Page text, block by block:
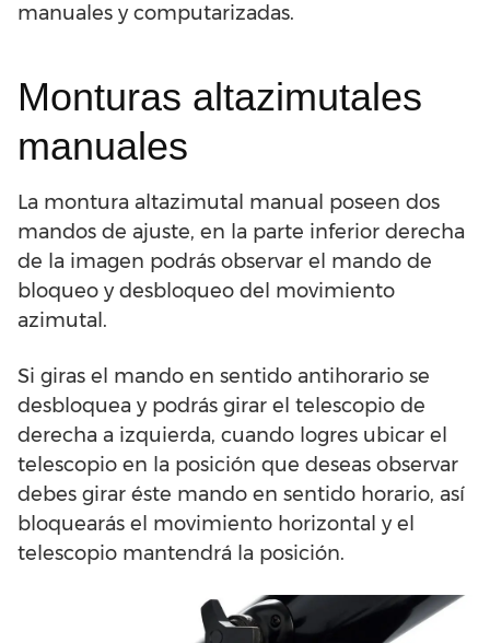
manuales y computarizadas.
Monturas altazimutales
manuales
La montura altazimutal manual poseen dos
mandos de ajuste, en la parte inferior derecha
de la imagen podrás observar el mando de
bloqueo y desbloqueo del movimiento
azimutal.
Si giras el mando en sentido antihorario se
desbloquea y podrás girar el telescopio de
derecha a izquierda, cuando logres ubicar el
telescopio en la posición que deseas observar
debes girar éste mando en sentido horario, así
bloquearás el movimiento horizontal y el
telescopio mantendrá la posición.